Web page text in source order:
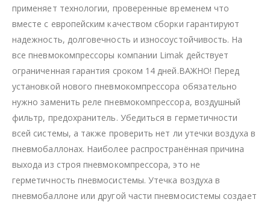
применяет технологии, проверенные временем что
вместе с европейским качеством сборки гарантируют
надежность, долговечность и износоустойчивость. На
все пневмокомпрессоры компании Limak действует
ограниченная гарантия сроком 14 дней.ВАЖНО! Перед
установкой нового пневмокомпрессора обязательно
нужно заменить реле пневмокомпрессора, воздушный
фильтр, предохранитель. Убедиться в герметичности
всей системы, а также проверить нет ли утечки воздуха в
пневмобаллонах. Наиболее распространённая причина
выхода из строя пневмокомпрессора, это не
герметичность пневмосистемы. Утечка воздуха в
пневмобаллоне или другой части пневмосистемы создает